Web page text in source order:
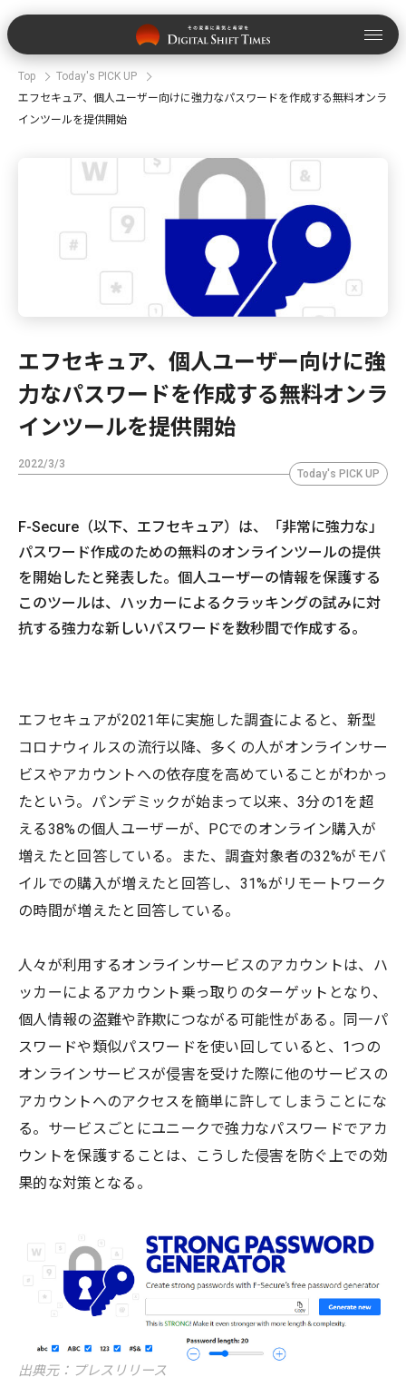
Top
Today's PICK UP
エフセキュア、個人ユーザー向けに強力なパスワードを作成する無料オンラ
インツールを提供開始
エフセキュア、個人ユーザー向けに強
力なパスワードを作成する無料オンラ
インツールを提供開始
2022/3/3
Today's PICK UP
F-Secure（以下、エフセキュア）は、「非常に強力な」
パスワード作成のための無料のオンラインツールの提供
を開始したと発表した。個人ユーザーの情報を保護する
このツールは、ハッカーによるクラッキングの試みに対
抗する強力な新しいパスワードを数秒間で作成する。
エフセキュアが2021年に実施した調査によると、新型
コロナウィルスの流行以降、多くの人がオンラインサー
ビスやアカウントへの依存度を高めていることがわかっ
たという。パンデミックが始まって以来、3分の1を超
える38%の個人ユーザーが、PCでのオンライン購入が
増えたと回答している。また、調査対象者の32%がモバ
イルでの購入が増えたと回答し、31%がリモートワーク
の時間が増えたと回答している。
人々が利用するオンラインサービスのアカウントは、ハ
ッカーによるアカウント乗っ取りのターゲットとなり、
個人情報の盗難や詐欺につながる可能性がある。同一パ
スワードや類似パスワードを使い回していると、1つの
オンラインサービスが侵害を受けた際に他のサービスの
アカウントへのアクセスを簡単に許してしまうことにな
る。サービスごとにユニークで強力なパスワードでアカ
ウントを保護することは、こうした侵害を防ぐ上での効
果的な対策となる。
出典元：プレスリリース